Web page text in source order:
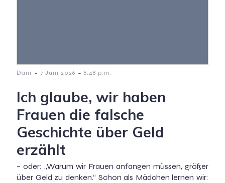
Dani - 7 Juni 2026 - 6:48 p.m.
Ich glaube, wir haben
Frauen die falsche
Geschichte über Geld
erzählt
– oder: „Warum wir Frauen anfangen müssen, größer
über Geld zu denken.“ Schon als Mädchen lernen wir: